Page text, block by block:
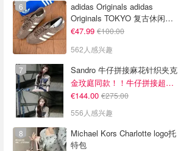
adidas Originals adidas
Originals TOKYO 复古休闲鞋
深棕色
€47.99 €100.00
562人感兴趣
Sandro 牛仔拼接麻花针织夹克
金玟庭同款！！牛仔拼接超有层次感
€144.00 €275.00
556人感兴趣
Michael Kors Charlotte logo托
特包